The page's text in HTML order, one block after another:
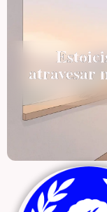
atravesar